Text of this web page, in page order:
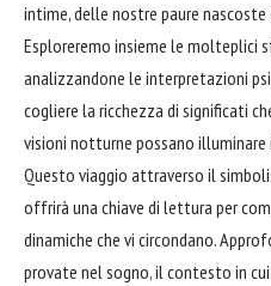
intime, delle nostre paure
Esploreremo insieme le molteplici
analizzandone le interpretazioni
cogliere la ricchezza di significati
visioni notturne possano
Questo viaggio attraverso il
offrirà una chiave di lettura per
dinamiche che vi circondano.
provate nel sogno, il contesto in